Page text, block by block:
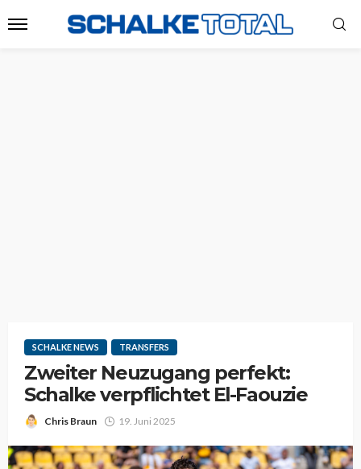
SCHALKE NEWS TRANSFERS
Zweiter Neuzugang perfekt:
Schalke verpflichtet El-Faouzie
Chris Braun 19. Juni 2025